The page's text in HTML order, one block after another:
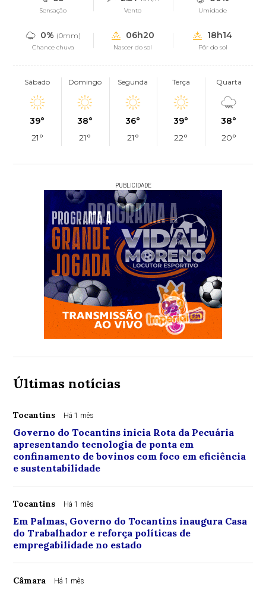
Sensação Vento Umidade
0% (0mm)
Chance chuva
06h20
Nascer do sol
18h14
Pôr do sol
Sábado
39°
21°
Domingo
38°
21°
Segunda
36°
21°
Terça
39°
22°
Quarta
38°
20°
PUBLICIDADE
Últimas notícias
Tocantins Há 1 mês
Governo do Tocantins inicia Rota da Pecuária
apresentando tecnologia de ponta em
confinamento de bovinos com foco em eficiência
e sustentabilidade
Tocantins Há 1 mês
Em Palmas, Governo do Tocantins inaugura Casa
do Trabalhador e reforça políticas de
empregabilidade no estado
Câmara Há 1 mês